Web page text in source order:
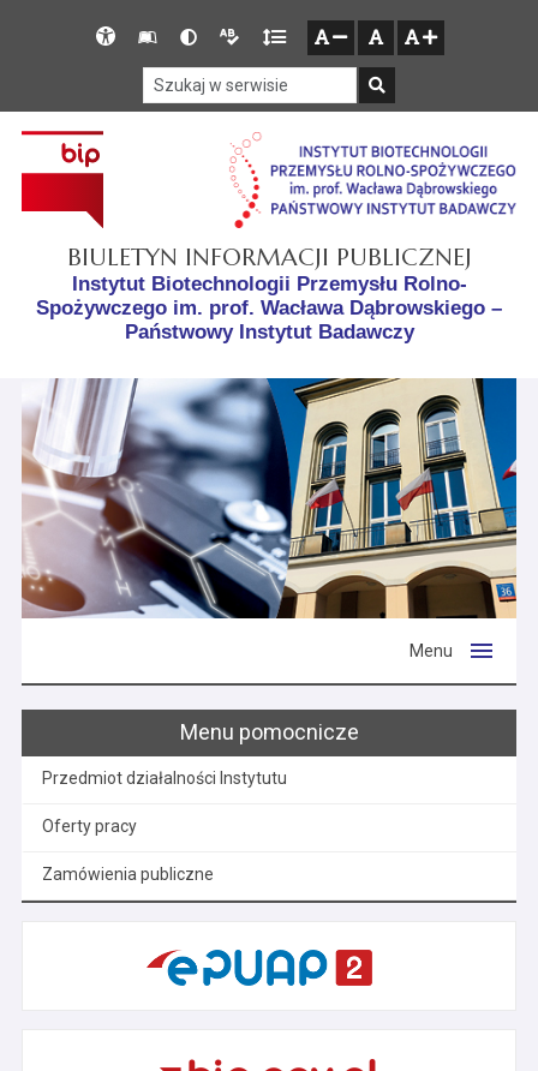
Przejdź do głównego menu
Przejdź do treści
Przejdź do mapy serwisu
Deklaracja
SłownikWersjaWersja
tekstowa
Gęstość
tekstu
BIULETYN INFORMACJI PUBLICZNEJ
Instytut Biotechnologii Przemysłu Rolno-
Spożywczego im. prof. Wacława Dąbrowskiego –
Państwowy Instytut Badawczy
Menu
Menu pomocnicze
Przedmiot działalności Instytutu
Oferty pracy
Zamówienia publiczne